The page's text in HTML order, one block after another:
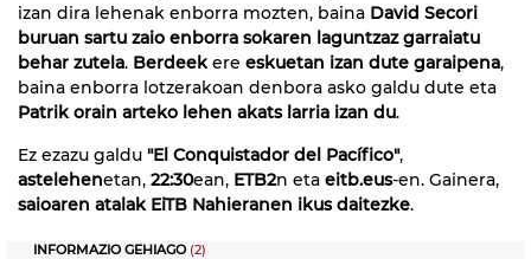
izan dira lehenak enborra mozten, baina David Secori
buruan sartu zaio enborra sokaren laguntzaz garraiatu
behar zutela. Berdeekere eskuetan izan dute garaipena,
baina enborra lotzerakoan denbora asko galdu dute eta
Patrik orain arteko lehen akats larria izan du.
Ez ezazu galdu "El Conquistador del Pacífico",
astelehenetan, 22:30ean, ETB2n eta eitb.eus-en. Gainera,
saioaren atalak EiTB Nahieranen ikus daitezke.
INFORMAZIO GEHIAGO(2)